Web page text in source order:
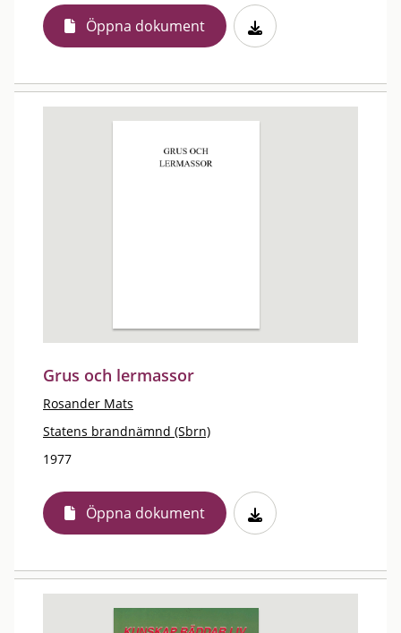
Öppna dokument
Grus och lermassor
Rosander Mats
Statens brandnämnd (Sbrn)
1977
Öppna dokument